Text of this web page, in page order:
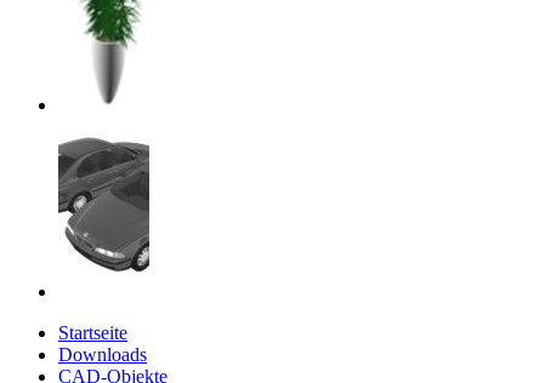
Startseite
Downloads
CAD-Objekte